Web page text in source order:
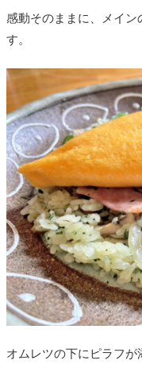
感動そのままに、メイン
す。
オムレツの下にピラフ